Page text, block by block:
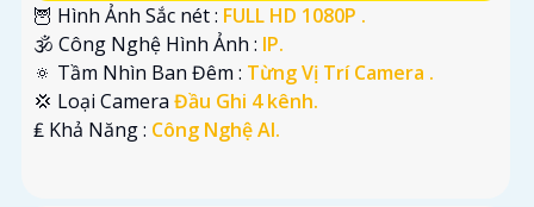
🦉 Hình Ảnh Sắc nét : FULL HD 1080P .
🕉️ Công Nghệ Hình Ảnh : IP.
🔅 Tầm Nhìn Ban Đêm : Từng Vị Trí Camera .
💢 Loại Camera Đầu Ghi 4 kênh.
️₤ Khả Năng : Công Nghệ AI.